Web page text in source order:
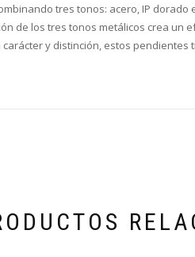
tres tonos: acero, IP
de los tres tonos metálicos crea
y distinción, estos